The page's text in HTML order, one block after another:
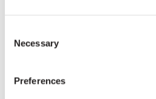
Selection
Necessary
Preferences